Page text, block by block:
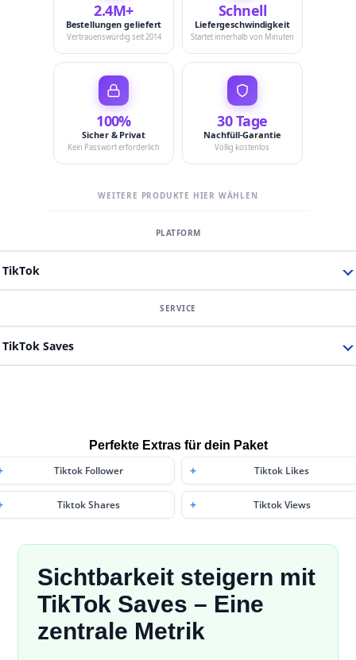
2.4M+
Bestellungen geliefert
Vertrauenswürdig seit 2014
Schnell
Liefergeschwindigkeit
Startet innerhalb von Minuten
100%
Sicher & Privat
Kein Passwort erforderlich
30 Tage
Nachfüll-Garantie
Völlig kostenlos
WEITERE PRODUKTE HIER WÄHLEN
TikTok
TikTok Saves
Perfekte Extras für dein Paket
Tiktok Follower Tiktok Likes
Tiktok Shares Tiktok Views
Sichtbarkeit steigern mit
TikTok Saves – Eine
zentrale Metrik